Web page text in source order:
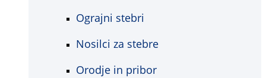
Ograjni stebri
Nosilci za stebre
Orodje in pribor